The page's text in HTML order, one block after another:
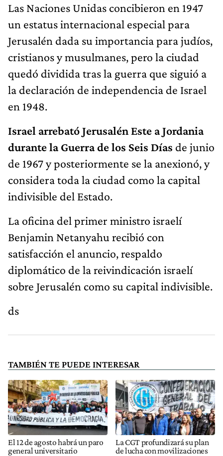
Las Naciones Unidas concibieron en 1947
un estatus internacional especial para
Jerusalén dada su importancia para judíos,
cristianos y musulmanes, pero la ciudad
quedó dividida tras la guerra que siguió a
la declaración de independencia de Israel
en 1948.
Israel arrebató Jerusalén Este aJordania
durante la Guerra de los Seis Días de junio
de 1967 y posteriormente se la anexionó, y
considera toda la ciudad como la capital
indivisible del Estado.
La oficina del primer ministro israelí
Benjamin Netanyahu recibió con
satisfacción el anuncio, respaldo
diplomático de la reivindicación israelí
sobre Jerusalén como su capital indivisible.
ds
TAMBIÉN TE PUEDE INTERESAR
El 12 de agosto habrá un paro
general universitario
La CGT profundizará su plan
de lucha con movilizaciones